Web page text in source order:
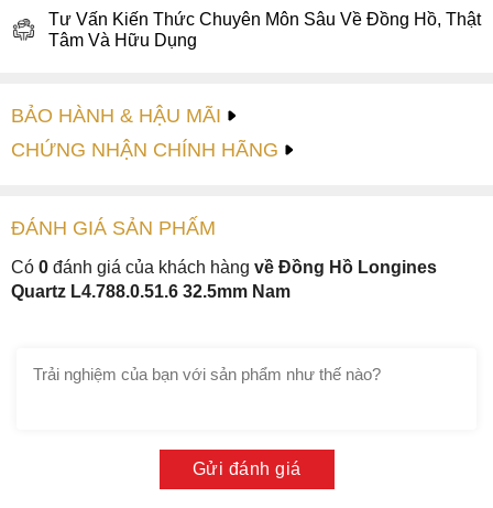
Tư Vấn Kiến Thức Chuyên Môn Sâu Về Đồng Hồ, Thật
Tâm Và Hữu Dụng
BẢO HÀNH & HẬU MÃI
CHỨNG NHẬN CHÍNH HÃNG
ĐÁNH GIÁ SẢN PHẤM
Có 0 đánh giá của khách hàng về Đồng Hồ Longines
Quartz L4.788.0.51.6 32.5mm Nam
Gửi đánh giá